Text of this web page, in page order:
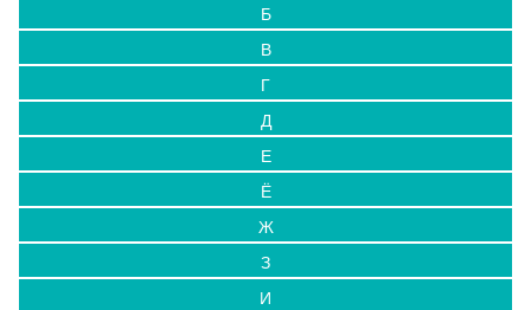
Б
В
Г
Д
Е
Ё
Ж
З
И